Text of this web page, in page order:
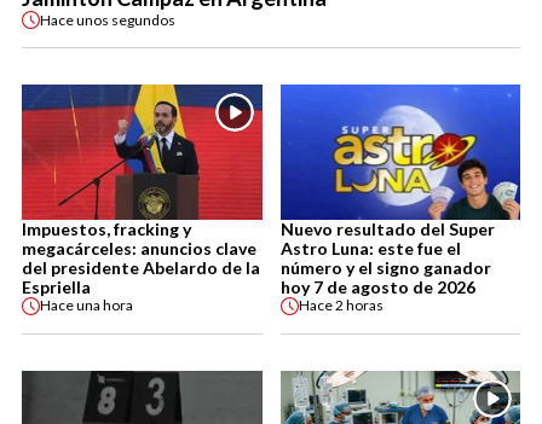
Haceunos segundos
Impuestos, fracking y
megacárceles: anuncios clave
del presidente Abelardo de la
Espriella
Haceuna hora
Nuevo resultado del Super
Astro Luna: este fue el
número y el signo ganador
hoy 7 de agosto de 2026
Hace2 horas